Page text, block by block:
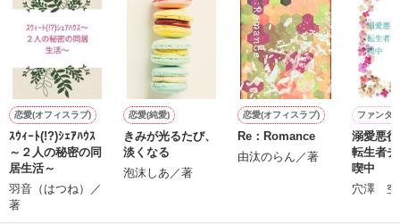
作品を読む
鷹哉『宜しくな、俺の雛子』🦅
雛子『俺の……ひぃ、雛子？！！！』🐥
シゴデキで冷徹な上司が見せる素顔は、なぜか想像以上に甘く
て……🐥💓🦅
※表紙も作中使用の画像も全てフリー素材です。
※執筆期間2026.6.3〜7.20完結です。
※他サイトさんにて恋愛トレンド1位でした〜良かったら読ん
で頂けると嬉しいです。
恋愛(オフィスラブ)
ｽｳｨｰﾄ(!?)ｼｪｱﾊｳｽ
～２人の秘密の同
居生活～
羽音（はつね）／
著
恋愛(純愛)
きみが光るたび、
淡くなる
泡沫しあ／著
恋愛(オフィスラブ)
Re：Romance
由汰のらん／著
ファンタ
溺愛悪
転生者
喫中
穴澤 空